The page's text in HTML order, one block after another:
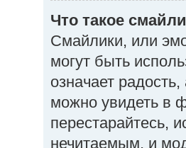
Что такое
Смайлики, или
могут быть
означает
можно увидеть в
перестарайтесь,
нечитаемым, и